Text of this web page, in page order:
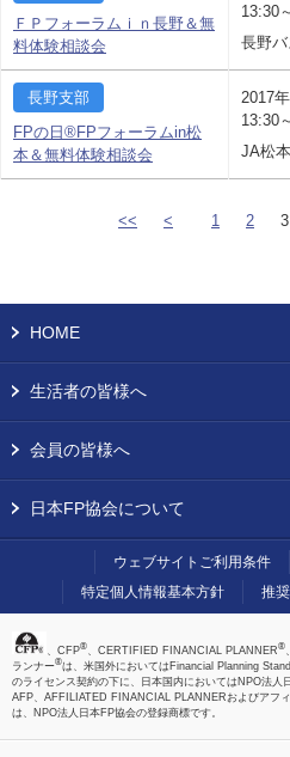
ＦＰフォーラムｉｎ長野＆無
料体験相談会
13:30
長野
長野支部
FPの日®FPフォーラムin松
本＆無料体験相談会
2017
13:30
JA松
<< < 1 2 3
上へ
HOME
生活者の皆様へ
会員の皆様へ
日本FP協会について
ウェブサイトご利用条件
特定個人情報基本方針
推
、CFP®、CERTIFIED FINANCIAL PLANNER®
ランナー®は、米国外においてはFinancial Planning
のライセンス契約の下に、日本国内においてはNPO法人
AFP、AFFILIATED FINANCIAL PLANNERおよびアフ
は、NPO法人日本FP協会の登録商標です。